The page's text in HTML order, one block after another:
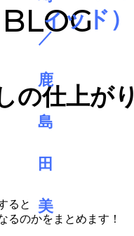
BLOG
の仕上がり
ると
るのかをまとめます！